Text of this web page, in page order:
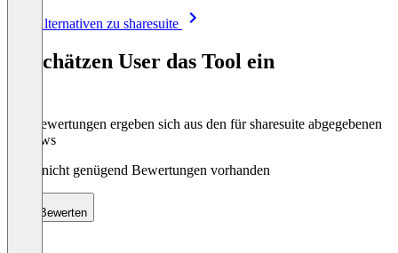
Alle Alternativen zu sharesuite
So schätzen User das Tool ein
Die Bewertungen ergeben sich aus den für sharesuite abgegebenen
Reviews
Noch nicht genügend Bewertungen vorhanden
Bewerten